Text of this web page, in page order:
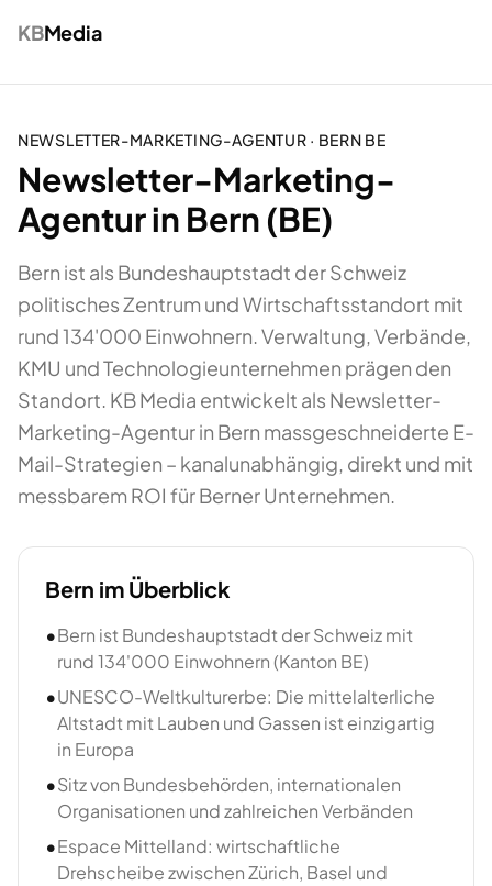
KBMedia
NEWSLETTER-MARKETING-AGENTUR · BERN BE
Newsletter-Marketing-
Agentur in Bern (BE)
Bern ist als Bundeshauptstadt der Schweiz
politisches Zentrum und Wirtschaftsstandort mit
rund 134'000 Einwohnern. Verwaltung, Verbände,
KMU und Technologieunternehmen prägen den
Standort. KB Media entwickelt als Newsletter-
Marketing-Agentur in Bern massgeschneiderte E-
Mail-Strategien – kanalunabhängig, direkt und mit
messbarem ROI für Berner Unternehmen.
Bern im Überblick
•Bern ist Bundeshauptstadt der Schweiz mit
rund 134'000 Einwohnern (Kanton BE)
•UNESCO-Weltkulturerbe: Die mittelalterliche
Altstadt mit Lauben und Gassen ist einzigartig
in Europa
•Sitz von Bundesbehörden, internationalen
Organisationen und zahlreichen Verbänden
•Espace Mittelland: wirtschaftliche
Drehscheibe zwischen Zürich, Basel und